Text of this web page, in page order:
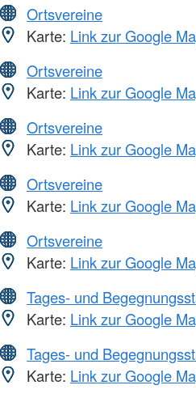
Ortsvereine
Karte: Link zur Google
Ortsvereine
Karte: Link zur Google
Ortsvereine
Karte: Link zur Google
Ortsvereine
Karte: Link zur Google
Ortsvereine
Karte: Link zur Google
Tages- und
Karte: Link zur Google
Tages- und
Karte: Link zur Google